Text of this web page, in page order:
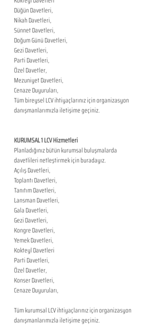
Düğün Davetleri,
Nikah Davetleri,
Sünnet Davetleri,
Doğum Günü Davetleri,
Gezi Davetleri,
Parti Davetleri,
Özel Davetler,
Mezuniyet Davetleri,
Cenaze Duyuruları,
Tüm bireysel LCV ihtiyaçlarınız için organizasyon
danışmanlarımızla iletişime geçiniz.
KURUMSAL 1 LCV Hizmetleri
Planladığınız bütün kurumsal buluşmalarda
davetlileri netleştirmek için buradayız.
Açılış Davetleri,
Toplantı Davetleri,
Tanıtım Davetleri,
Lansman Davetleri,
Gala Davetleri,
Gezi Davetleri,
Kongre Davetleri,
Yemek Davetleri,
Kokteyl Davetleri
Parti Davetleri,
Özel Davetler,
Konser Davetleri,
Cenaze Duyuruları,
Tüm kurumsal LCV ihtiyaçlarınız için organizasyon
danışmanlarımızla iletişime geçiniz.